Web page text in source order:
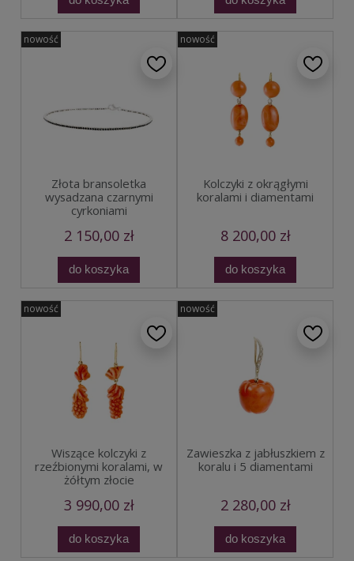
Złota bransoletka
wysadzana czarnymi
cyrkoniami
2 150,00 zł
do koszyka
nowość
Kolczyki z okrągłymi
koralami i diamentami
8 200,00 zł
do koszyka
nowość
Wiszące kolczyki z
rzeźbionymi koralami, w
żółtym złocie
3 990,00 zł
do koszyka
nowość
Zawieszka z jabłuszkiem z
koralu i 5 diamentami
2 280,00 zł
do koszyka
nowość